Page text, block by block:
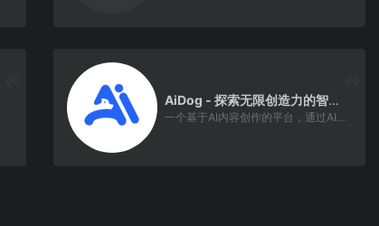
AiDog - 探索无限创造力的智能伙伴与创作平台
一个基于AI内容创作的平台，通过AI驱动内容创作效率革新，为用户带来全新的、更高效、更智能的AI创作体验。